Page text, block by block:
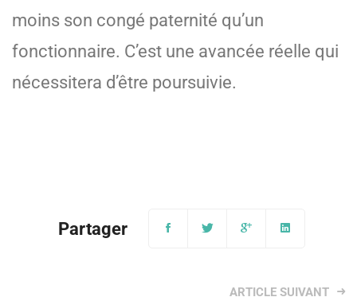
moins son congé paternité qu’un
fonctionnaire. C’est une avancée réelle qui
nécessitera d’être poursuivie.